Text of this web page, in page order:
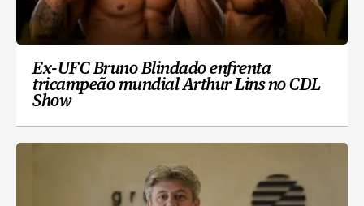
Ex-UFC Bruno Blindado enfrenta
tricampeão mundial Arthur Lins no CDL
Show